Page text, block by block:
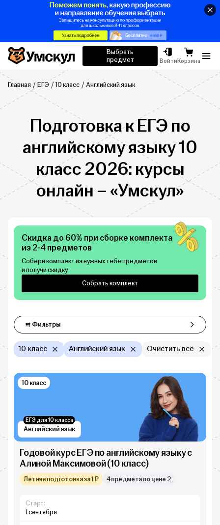
Умскул
Выбрать
предмет
ВойтиКорзина
Главная ЕГЭ 10 класс Английский язык
Подготовка к ЕГЭ по
английскому языку 10
класс 2026: курсы
онлайн – «Умскул»
Скидка до 60% при сборке комплекта
из 2-4 предметов
Собери комплект из нужных тебе предметов
и получи скидку
Собрать комплект
ФильтрыФильтры
10 класс Английский язык Очистить все
Английский язык
ЕГЭ для 10 класса
10 класс
Годовой курс ЕГЭ по английскому языку с
Алиной Максимовой (10 класс)
Летняя подготовка за 1 ₽ 4 предмета по цене 2
Старт:
1 сентября